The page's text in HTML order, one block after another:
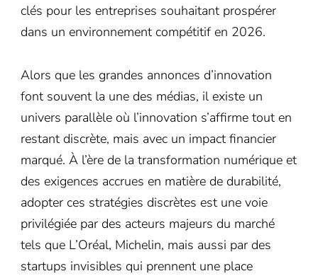
clés pour les entreprises souhaitant prospérer
dans un environnement compétitif en 2026.
Alors que les grandes annonces d’innovation
font souvent la une des médias, il existe un
univers parallèle où l’innovation s’affirme tout en
restant discrète, mais avec un impact financier
marqué. À l’ère de la transformation numérique et
des exigences accrues en matière de durabilité,
adopter ces stratégies discrètes est une voie
privilégiée par des acteurs majeurs du marché
tels que L’Oréal, Michelin, mais aussi par des
startups invisibles qui prennent une place